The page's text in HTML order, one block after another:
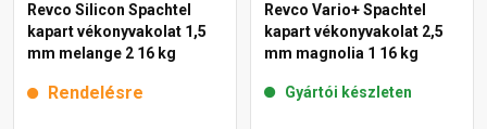
Revco Silicon Spachtel
kapart vékonyvakolat 1,5
mm melange 2 16 kg
Rendelésre
Revco Vario+ Spachtel
kapart vékonyvakolat 2,5
mm magnolia 1 16 kg
Gyártói készleten